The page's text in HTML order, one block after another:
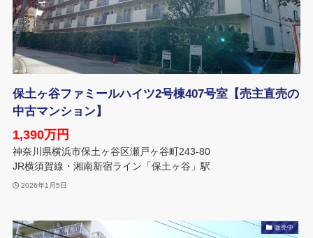
保土ヶ谷ファミールハイツ2号棟407号室【売主直売の
中古マンション】
1,390万円
神奈川県横浜市保土ヶ谷区瀬戸ヶ谷町243-80
JR横須賀線・湘南新宿ライン「保土ヶ谷」駅
2026年1月5日
販売中